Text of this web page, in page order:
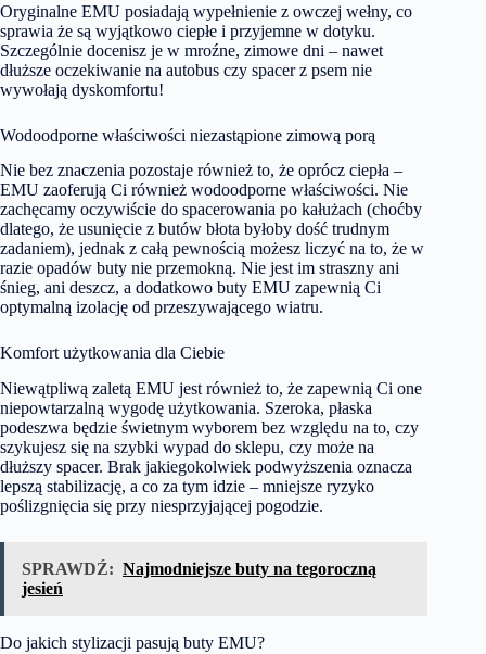
Oryginalne EMU posiadają wypełnienie z owczej wełny, co
sprawia że są wyjątkowo ciepłe i przyjemne w dotyku.
Szczególnie docenisz je w mroźne, zimowe dni – nawet
dłuższe oczekiwanie na autobus czy spacer z psem nie
wywołają dyskomfortu!
Wodoodporne właściwości niezastąpione zimową porą
Nie bez znaczenia pozostaje również to, że oprócz ciepła –
EMU zaoferują Ci również wodoodporne właściwości. Nie
zachęcamy oczywiście do spacerowania po kałużach (choćby
dlatego, że usunięcie z butów błota byłoby dość trudnym
zadaniem), jednak z całą pewnością możesz liczyć na to, że w
razie opadów buty nie przemokną. Nie jest im straszny ani
śnieg, ani deszcz, a dodatkowo buty EMU zapewnią Ci
optymalną izolację od przeszywającego wiatru.
Komfort użytkowania dla Ciebie
Niewątpliwą zaletą EMU jest również to, że zapewnią Ci one
niepowtarzalną wygodę użytkowania. Szeroka, płaska
podeszwa będzie świetnym wyborem bez względu na to, czy
szykujesz się na szybki wypad do sklepu, czy może na
dłuższy spacer. Brak jakiegokolwiek podwyższenia oznacza
lepszą stabilizację, a co za tym idzie – mniejsze ryzyko
poślizgnięcia się przy niesprzyjającej pogodzie.
SPRAWDŹ: Najmodniejsze buty na tegoroczną
jesień
Do jakich stylizacji pasują buty EMU?